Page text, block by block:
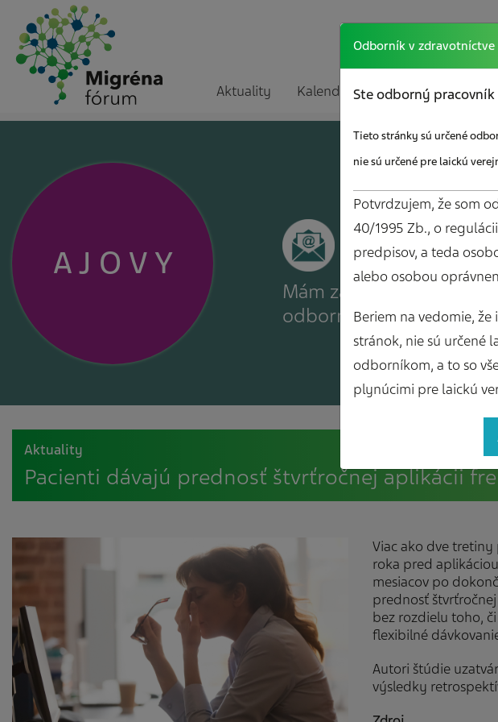
Aktuality Kalendár akcií Vzdelávanie
AJ O V Y
Mám záujem o zasielanie
odborného spravodajcu
Aktuality
Pacienti dávajú prednosť štvrťročnej aplikácii
Viac ako dve
roka pred
mesiacov po
prednosť
bez rozdielu toho,
flexibilné
Autori štúdie
výsledky
Odborník v zdravotníctve
Ste odborný
Tieto stránky sú určené
nie sú určené pre laickú
Potvrdzujem, že som
40/1995 Zb., o
predpisov, a teda
alebo osobou
Beriem na vedomie,
stránok, nie sú určené
odborníkom, a to so
plynúcimi pre laickú